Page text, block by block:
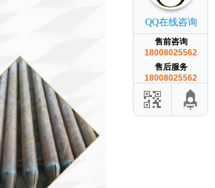
QQ在线咨询
售前咨询
18008025562
售后服务
18008025562